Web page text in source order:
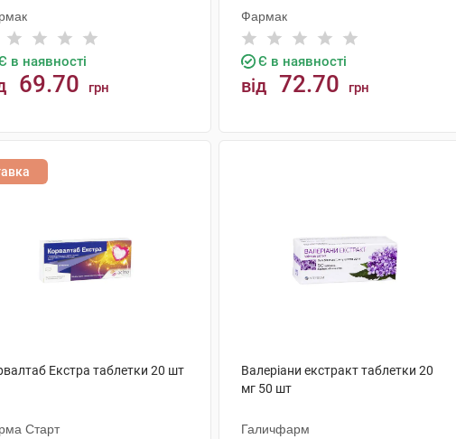
в наявності
69.70 грн
Фармак
Є в наявності
від 72.70 грн
Екстра таблетки 20 шт
Старт
Валеріани екстракт таблетки 20
мг 50 шт
Галичфарм